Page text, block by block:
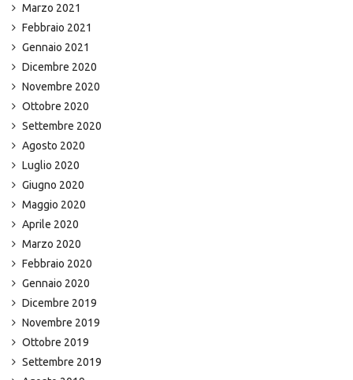
Marzo 2021
Febbraio 2021
Gennaio 2021
Dicembre 2020
Novembre 2020
Ottobre 2020
Settembre 2020
Agosto 2020
Luglio 2020
Giugno 2020
Maggio 2020
Aprile 2020
Marzo 2020
Febbraio 2020
Gennaio 2020
Dicembre 2019
Novembre 2019
Ottobre 2019
Settembre 2019